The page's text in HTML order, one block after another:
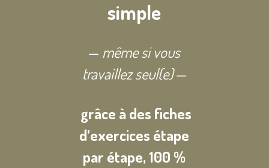
simple
— même si vous
travaillez seul(e)—
grâce à des fiches
d’exercices étape
par étape,100 %